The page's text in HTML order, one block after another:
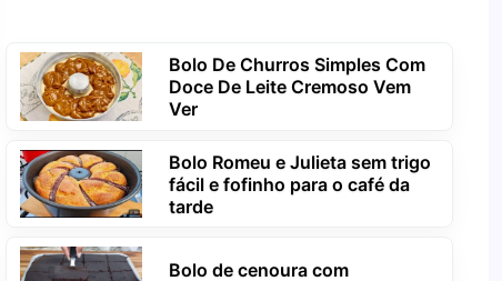
Bolo De Churros Simples Com
Doce De Leite Cremoso Vem
Ver
Bolo Romeu e Julieta sem trigo
fácil e fofinho para o café da
tarde
Bolo de cenoura com